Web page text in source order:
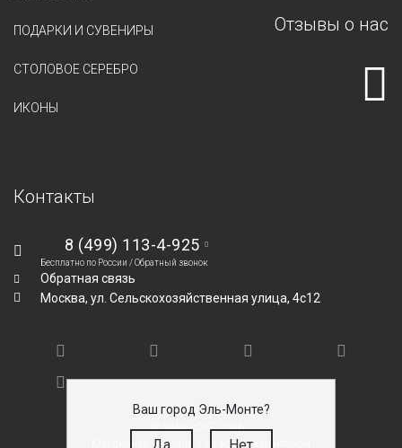
Ваш город Эль-Монте?
ПОДАРКИ И СУВЕНИРЫ
СТОЛОВОЕ СЕРЕБРО
ИКОНЫ
Отзывы о нас
Контакты
8 (499) 113-4-925
Бесплатно по России /Обратный звонок
Обратная связь
Москва, ул. Сельскохозяйственная улица, 4с12
© SILVEROFF 2026
Ювелирные изделия с мужским характером